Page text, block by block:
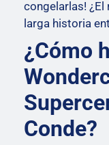
congelarlas! ¿El
larga historia
¿Cómo
Conde?